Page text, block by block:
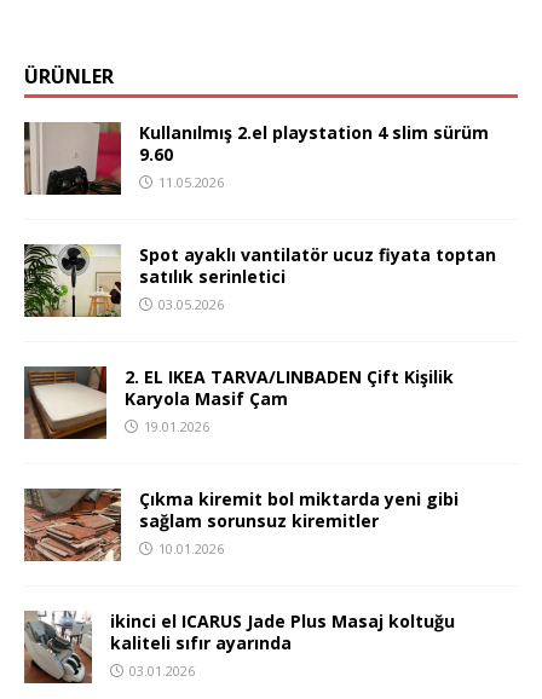
ÜRÜNLER
Kullanılmış 2.el playstation 4 slim sürüm
9.60
11.05.2026
Spot ayaklı vantilatör ucuz fiyata toptan
satılık serinletici
03.05.2026
2. EL IKEA TARVA/LINBADEN Çift Kişilik
Karyola Masif Çam
19.01.2026
Çıkma kiremit bol miktarda yeni gibi
sağlam sorunsuz kiremitler
10.01.2026
ikinci el ICARUS Jade Plus Masaj koltuğu
kaliteli sıfır ayarında
03.01.2026